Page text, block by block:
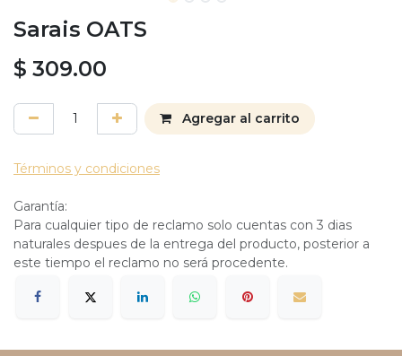
Sarais OATS
$ 309.00
Agregar al carrito
Términos y condiciones
Garantía:
Para cualquier tipo de reclamo solo cuentas con 3 dias
naturales despues de la entrega del producto, posterior a
este tiempo el reclamo no será procedente.